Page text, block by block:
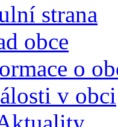
strana
obce
o
v obci